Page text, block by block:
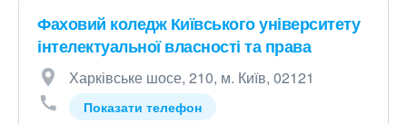
Фаховий коледж Київського університету
інтелектуальної власності та права
Харківське шосе, 210, м. Київ, 02121
Показати телефон